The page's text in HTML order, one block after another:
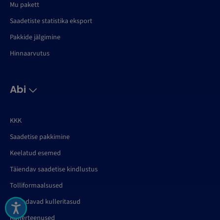
Mu pakett
Saadetiste statistika eksport
Pakkide jälgimine
Hinnaarvutus
Abi
KKK
Saadetise pakkimine
Keelatud esemed
Täiendav saadetise kindlustus
Tolliformaalsused
Täiendavad kulleritasud